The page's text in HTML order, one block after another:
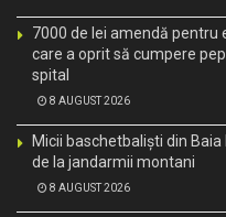
7000 de lei amendă pentru
care a oprit să cumpere
spital
8 AUGUST 2026
Micii baschetbaliști din
de la jandarmii montani
8 AUGUST 2026